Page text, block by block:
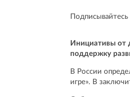
Подписывайтесь
Инициативы от
поддержку
В России
игре». В